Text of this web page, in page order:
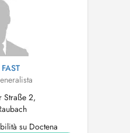
Straße 2,
su Doctena